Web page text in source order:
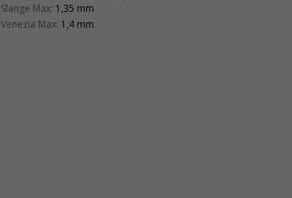
Slange Max: 1,35 mm
Venezia Max: 1,4 mm